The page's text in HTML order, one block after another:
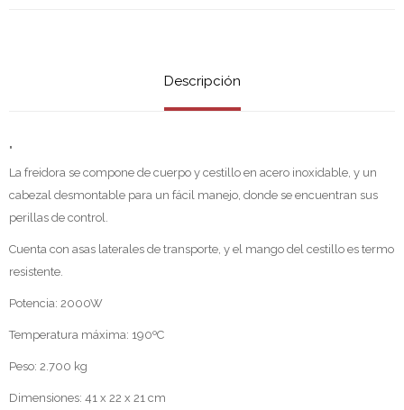
Descripción
"
La freidora se compone de cuerpo y cestillo en acero inoxidable, y un
cabezal desmontable para un fácil manejo, donde se encuentran sus
perillas de control.
Cuenta con asas laterales de transporte, y el mango del cestillo es termo
resistente.
Potencia: 2000W
Temperatura máxima: 190ºC
Peso: 2.700 kg
Dimensiones: 41 x 22 x 21 cm